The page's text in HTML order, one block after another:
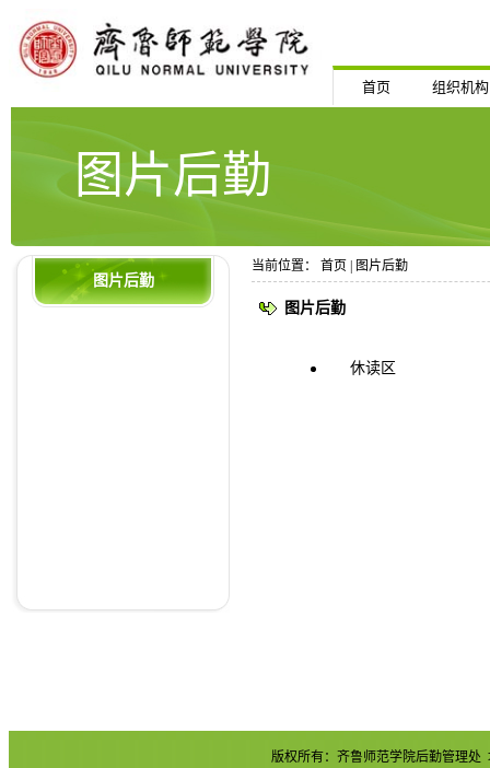
首页 组织机构
图片后勤
图片后勤
当前位置： 首页 图片后勤
图片后勤
休读区
版权所有：齐鲁师范学院后勤管理处